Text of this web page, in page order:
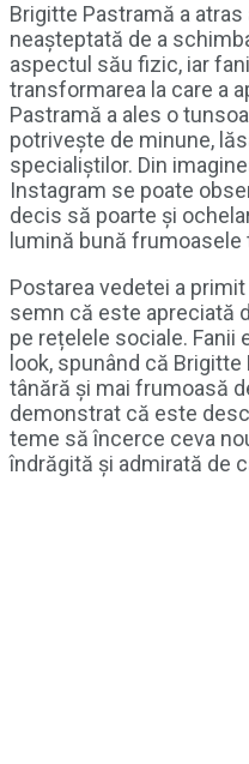
Brigitte Pastramă a
neașteptată de a
aspectul său fizic, iar
transformarea la care a
Pastramă a ales o
potrivește de minune,
specialiștilor. Din
Instagram se poate
decis să poarte și
lumină bună
Postarea vedetei a
semn că este apreciată
pe rețelele sociale. Fanii
look, spunând că
tânără și mai frumoasă
demonstrat că este
teme să încerce ceva
îndrăgită și admirată de